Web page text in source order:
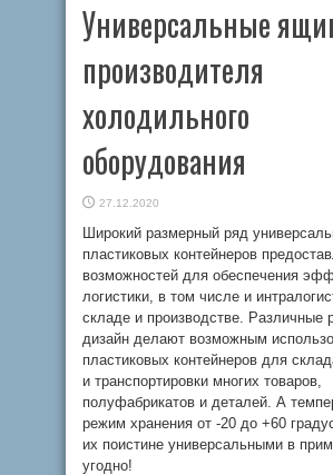
Универсальные
производителя
холодильного
оборудования
27.12.2020
Широкий размерный ряд
пластиковых контейнеров
возможностей для обеспечения
логистики, в том числе и
складе и производстве. Различные
дизайн делают возможным
пластиковых контейнеров для
и транспортировки многих товаров,
полуфабрикатов и деталей. А
режим хранения от -20 до +60
их поистине универсальными в
угодно!